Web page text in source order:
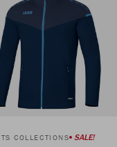
COLLECTIONS SALE!